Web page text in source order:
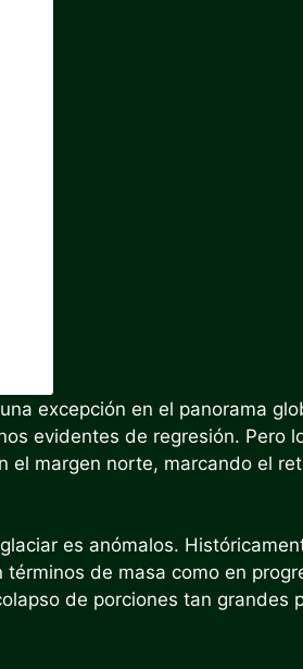
excepción en el panorama
evidentes de regresión. Pero
el margen norte, marcando el
es anómalos.
de masa como en
de porciones tan grandes